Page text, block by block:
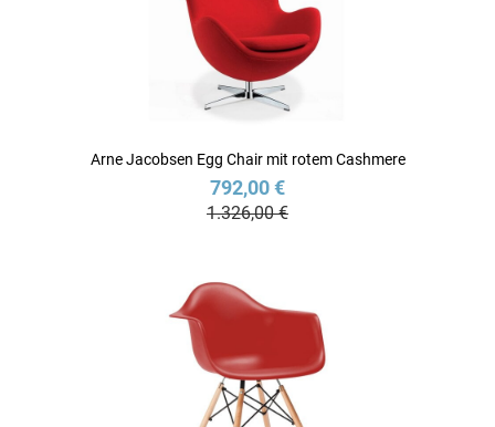
Arne Jacobsen Egg Chair mit rotem Cashmere
792,00 €
1.326,00 €